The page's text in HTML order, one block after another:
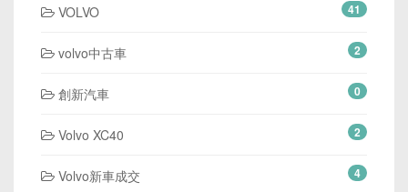
VOLVO 41
volvo中古車 2
創新汽車 0
Volvo XC40 2
Volvo新車成交 4